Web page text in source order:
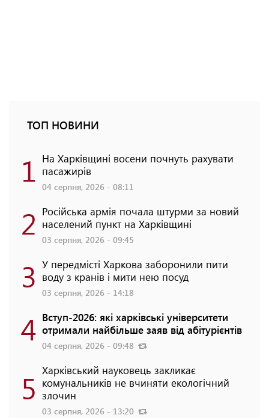
ТОП НОВИНИ
1 На Харківщині восени почнуть рахувати
пасажирів
04 серпня, 2026 - 08:11
2 Російська армія почала штурми за новий
населений пункт на Харківщині
03 серпня, 2026 - 09:45
3 У передмісті Харкова заборонили пити
воду з кранів і мити нею посуд
03 серпня, 2026 - 14:18
4 Вступ-2026: які харківські університети
отримали найбільше заяв від абітурієнтів
04 серпня, 2026 - 09:48
5 Харківський науковець закликає
комунальників не вчиняти екологічний
злочин
03 серпня, 2026 - 13:20